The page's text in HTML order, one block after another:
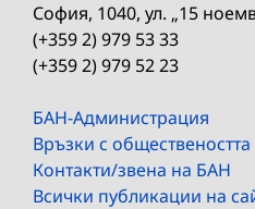
София, 1040, ул. „15
(+359 2) 979 53 33
(+359 2) 979 52 23
БАН-Администрация
Връзки с обществеността
Контакти/звена на БАН
Всички публикации на